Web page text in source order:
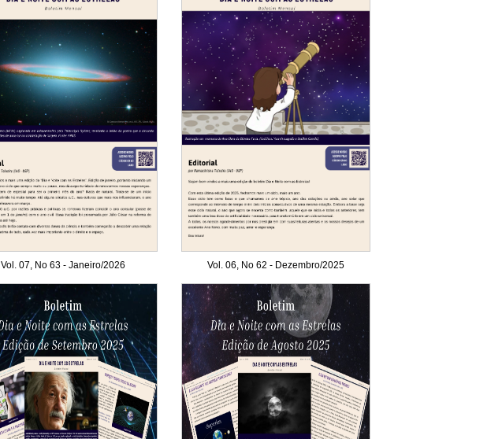
Vol. 07, No 63 - Janeiro/2026 Vol. 06, No 62 - Dezembro/2025